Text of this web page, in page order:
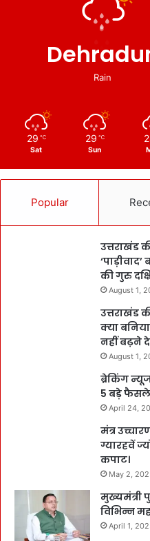
Rain
29 ℃
Sat
29 ℃
Sun
Popular
उत्तराखंड
की गुरु
August 1,
उत्तराखंड
क्या
नहीं बढ़ने दे
August 1,
ब्रेकिंग
5 बड़े
April 24,
मंत्र
ग्यारहवें
कपाट।
May 2,
मुख्यमंत्री
विभिन्न
April 1,